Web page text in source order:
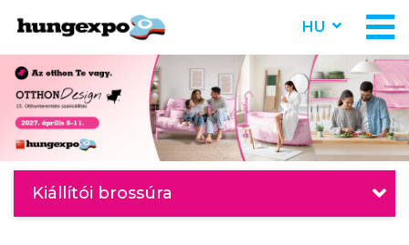
HU
Kiállítói brossúra